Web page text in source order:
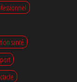
santé